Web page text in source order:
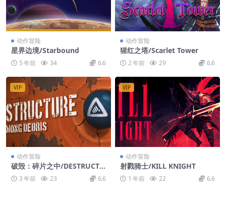
动作冒险
星界边境/Starbound
5 年前 34 6.6
动作冒险
猩红之塔/Scarlet Tower
2 年前 29 6.6
VIP
动作冒险
破毁：碎片之中/DESTRUCTU
RE: Among Debris
3 年前 23 6.6
VIP
动作冒险
射戮骑士/KILL KNIGHT
1 年前 22 6.6